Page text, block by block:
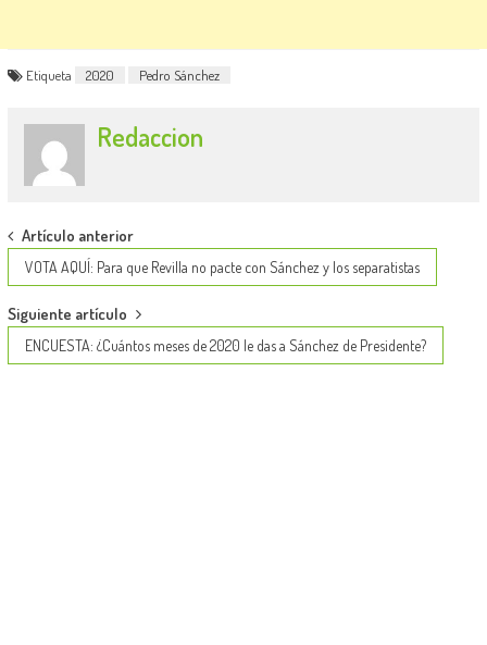
Etiqueta 2020 Pedro Sánchez
Redaccion
Post
navigation
Artículo anterior
VOTA AQUÍ: Para que Revilla no pacte con Sánchez y los separatistas
Siguiente artículo
ENCUESTA: ¿Cuántos meses de 2020 le das a Sánchez de Presidente?